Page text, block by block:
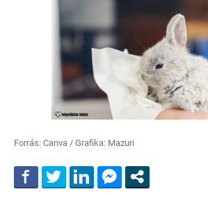
Forrás: Canva / Grafika: Mazuri